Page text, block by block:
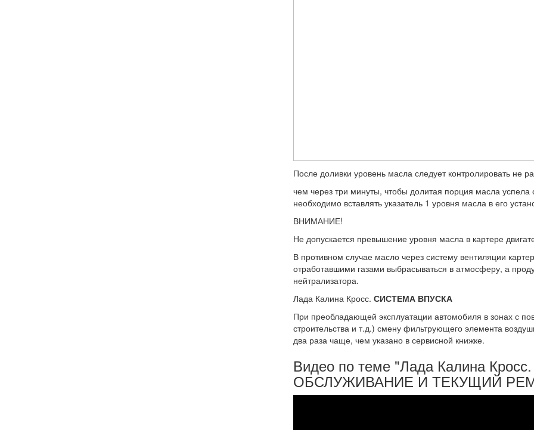
После доливки уровень масла следует контролировать не
чем через три минуты, чтобы долитая порция масла успела
необходимо вставлять указатель 1 уровня масла в его
ВНИМАНИЕ!
Не допускается превышение уровня масла в картере
В противном случае масло через систему вентиляции
отработавшими газами выбрасываться в атмосферу, а
нейтрализатора.
Лада Калина Кросс. СИСТЕМА ВПУСКА
При преобладающей эксплуатации автомобиля в зонах с
строительства и т.д.) смену фильтрующего элемента
два раза чаще, чем указано в сервисной книжке.
Видео по теме "Лада Калина
ОБСЛУЖИВАНИЕ И ТЕКУЩИЙ